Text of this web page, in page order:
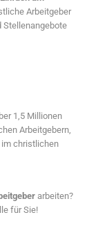
Arbeitgeber
Stellenangebote
1,5 Millionen
Arbeitgebern,
im christlichen
arbeiten?
für Sie!